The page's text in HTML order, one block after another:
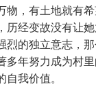
，有土地就有
历经变故没有让
的独立意志，
年努力成为村
我价值。